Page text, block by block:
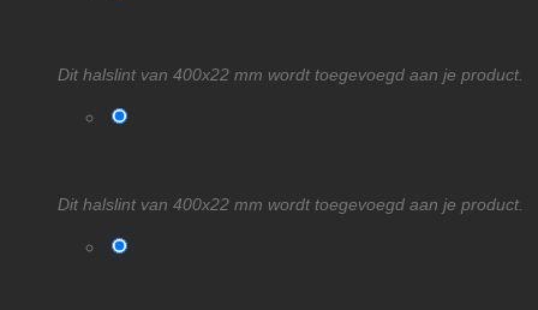
Dit halslint van 400x22 mm wordt toegevoegd aan je product.
Dit halslint van 400x22 mm wordt toegevoegd aan je product.